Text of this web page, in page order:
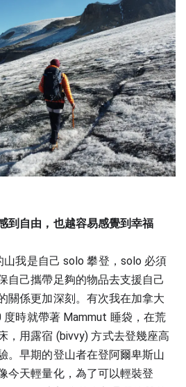
到自由，也越容易感覺到幸福
山我是自己 solo 攀登，solo 必須
自己攜帶足夠的物品去支援自己
關係更加深刻。 有次我在加拿大
時就帶著 Mammut 睡袋，在荒
，用露宿 (bivvy) 方式去登幾座高
。早期的登山者在登阿爾卑斯山
今天輕量化，為了可以輕裝登